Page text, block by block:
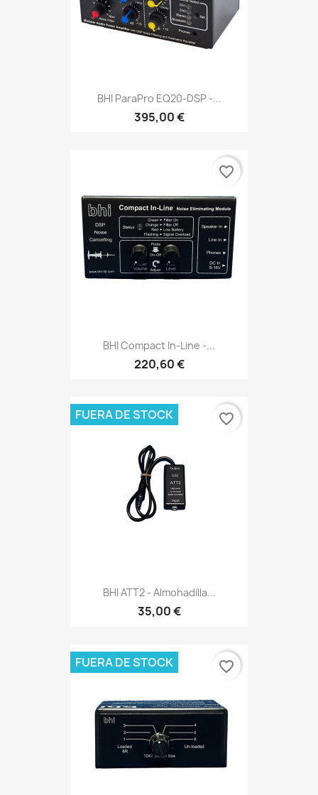
BHI ParaPro EQ20-DSP -...
395,00 €
BHI Compact In-Line -...
220,60 €
favorite_border
BHI ATT2 - Almohadilla...
35,00 €
FUERA DE STOCK favorite_border
FUERA DE STOCK favorite_border